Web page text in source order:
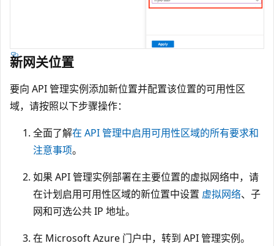
新网关位置
要向 API 管理实例添加新位置并配置该位置的可用性区
域，请按照以下步骤操作：
全面了解在 API 管理中启用可用性区域的所有要求和
注意事项。
如果 API 管理实例部署在主要位置的虚拟网络中，请
在计划启用可用性区域的新位置中设置 虚拟网络、子
网和可选公共 IP 地址。
在 Microsoft Azure 门户中，转到 API 管理实例。